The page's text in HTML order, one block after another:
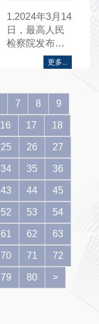
1.2024年3月14
日，最高人民
检察院发布检
察机关依法惩
治制售假冒伪
型案例......
更多...
7 8 9
16 17 18
25 26 27
34 35 36
43 44 45
52 53 54
61 62 63
70 71 72
79 80 >